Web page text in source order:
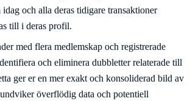
och alla deras tidigare transaktioner
till i deras profil.
med flera medlemskap och registrerade
och eliminera dubbletter relaterade till
ger er en mer exakt och konsoliderad bild av
överflödig data och potentiell